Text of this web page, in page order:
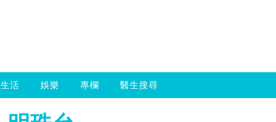
生活 娛樂 專欄 醫生搜尋